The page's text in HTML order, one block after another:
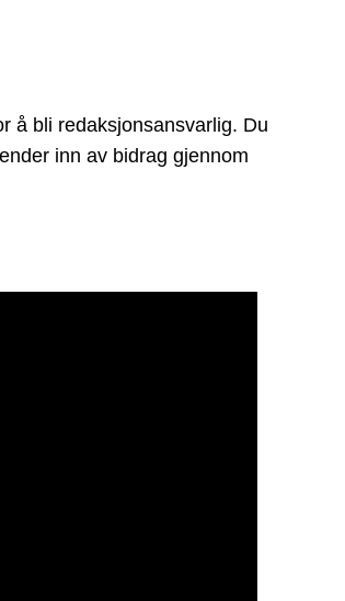
å bli redaksjonsansvarlig. Du
inn av bidrag gjennom